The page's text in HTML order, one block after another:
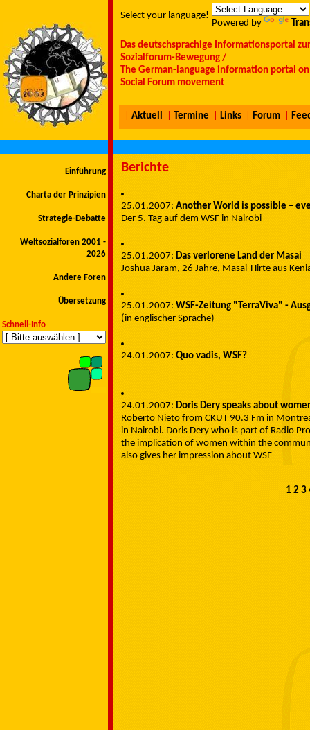
Select your language!
Powered by
Das deutschsprachige Informationsportal
Sozialforum-Bewegung /
The German-language information portal
Social Forum movement
Aktuell Termine Links Forum
Einführung
Charta der Prinzipien
Strategie-Debatte
Weltsozialforen 2001 -
2026
Andere Foren
Übersetzung
Schnell-Info
Berichte
25.01.2007: Another World is possible –
Der 5. Tag auf dem WSF in Nairobi
25.01.2007: Das verlorene Land der Masai
Joshua Jaram, 26 Jahre, Masai-Hirte aus
25.01.2007: WSF-Zeitung "TerraViva" -
(in englischer Sprache)
24.01.2007: Quo vadis, WSF?
24.01.2007: Doris Dery speaks about
Roberto Nieto from CKUT 90.3 Fm in
in Nairobi. Doris Dery who is part of Radio
the implication of women within the
also gives her impression about WSF
1 2 3